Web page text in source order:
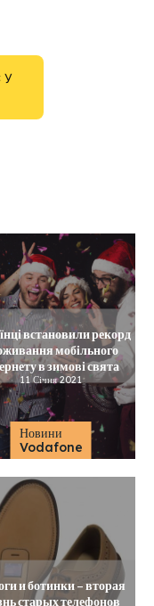
У
Новини
Vodafone
встановили рекорд
мобільного
в зимові свята
11 Січня 2021
и ботинки – вторая
старых телефонов